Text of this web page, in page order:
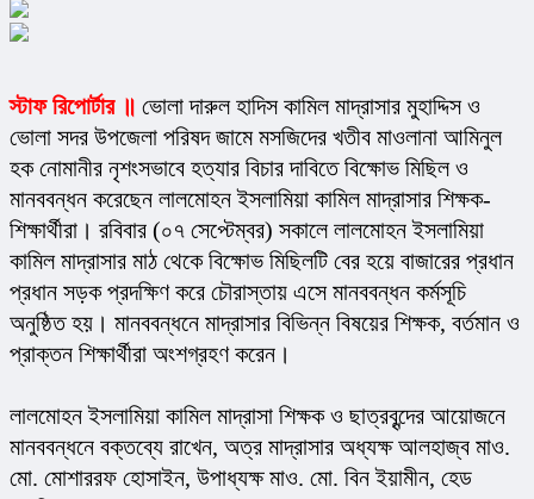
স্টাফ রিপোর্টার ॥ ভোলা দারুল হাদিস কামিল মাদ্রাসার মুহাদ্দিস ও
ভোলা সদর উপজেলা পরিষদ জামে মসজিদের খতীব মাওলানা আমিনুল
হক নোমানীর নৃশংসভাবে হত্যার বিচার দাবিতে বিক্ষোভ মিছিল ও
মানববন্ধন করেছেন লালমোহন ইসলামিয়া কামিল মাদ্রাসার শিক্ষক-
শিক্ষার্থীরা। রবিবার (০৭ সেপ্টেম্বর) সকালে লালমোহন ইসলামিয়া
কামিল মাদ্রাসার মাঠ থেকে বিক্ষোভ মিছিলটি বের হয়ে বাজারের প্রধান
প্রধান সড়ক প্রদক্ষিণ করে চৌরাস্তায় এসে মানববন্ধন কর্মসূচি
অনুষ্ঠিত হয়। মানববন্ধনে মাদ্রাসার বিভিন্ন বিষয়ের শিক্ষক, বর্তমান ও
প্রাক্তন শিক্ষার্থীরা অংশগ্রহণ করেন।
লালমোহন ইসলামিয়া কামিল মাদ্রাসা শিক্ষক ও ছাত্রবৃন্দের আয়োজনে
মানববন্ধনে বক্তব্যে রাখেন, অত্র মাদ্রাসার অধ্যক্ষ আলহাজ্ব মাও.
মো. মোশাররফ হোসাইন, উপাধ্যক্ষ মাও. মো. বিন ইয়ামীন, হেড